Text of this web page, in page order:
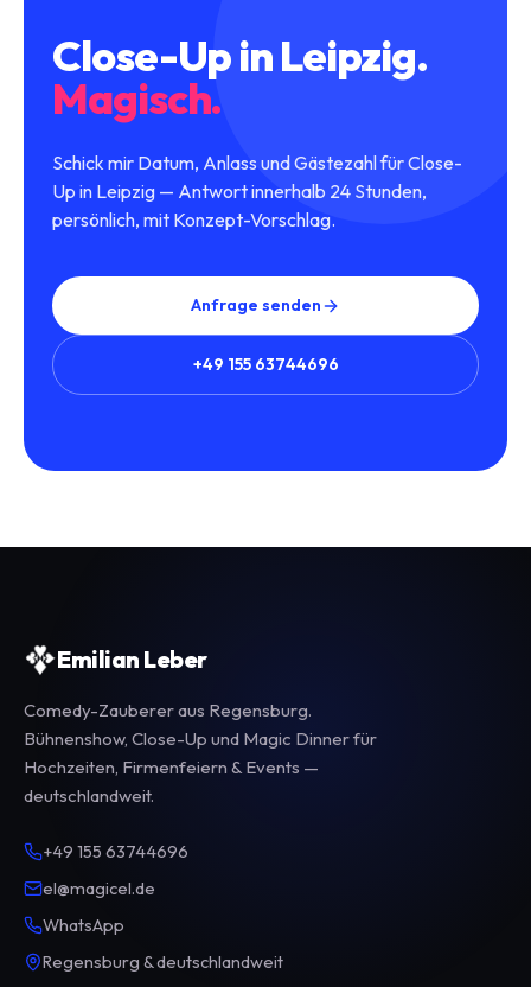
Close-UpinLeipzig.
Magisch.
Schick mir Datum, Anlass und Gästezahl für Close-
Up in Leipzig — Antwort innerhalb 24 Stunden,
persönlich, mit Konzept-Vorschlag.
Anfrage senden
+49 155 63744696
Emilian Leber
Comedy-Zauberer aus Regensburg.
Bühnenshow, Close-Up und Magic Dinner für
Hochzeiten, Firmenfeiern & Events —
deutschlandweit.
+49 155 63744696
el@magicel.de
WhatsApp
Regensburg & deutschlandweit